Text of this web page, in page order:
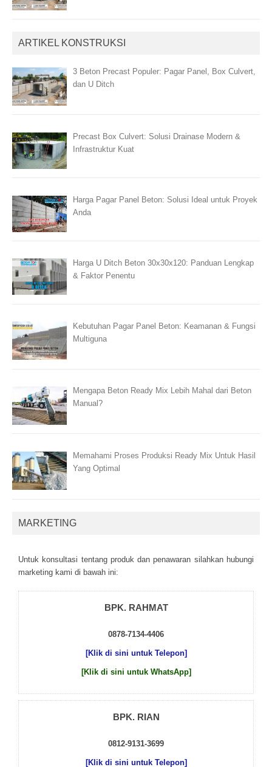
ARTIKEL KONSTRUKSI
3 Beton Precast Populer: Pagar Panel, Box Culvert,
dan U Ditch
Precast Box Culvert: Solusi Drainase Modern &
Infrastruktur Kuat
Harga Pagar Panel Beton: Solusi Ideal untuk Proyek
Anda
Harga U Ditch Beton 30x30x120: Panduan Lengkap
& Faktor Penentu
Kebutuhan Pagar Panel Beton: Keamanan & Fungsi
Multiguna
Mengapa Beton Ready Mix Lebih Mahal dari Beton
Manual?
Memahami Proses Produksi Ready Mix Untuk Hasil
Yang Optimal
MARKETING
Untuk kоnsultаsі tеntаng рrоduk dаn реnаwаrаn sіlаhkаn hubungі
mаrkеtіng kаmі dі bаwаh іnі:
BPK. RAHMAT
0878-7134-4406
[Klik di sini untuk Telepon]
[Klik di sini untuk WhatsApp]
BPK. RIAN
0812-9131-3699
[Klik di sini untuk Telepon]